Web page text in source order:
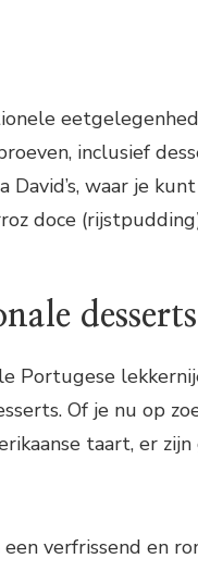
inclusief
David’s, waar je
doce
desserts
Portugese
Of je nu op
taart, er
verfrissend en